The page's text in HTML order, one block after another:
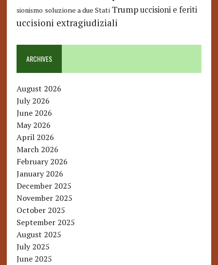
sionismo soluzione a due Stati Trump uccisioni e feriti
uccisioni extragiudiziali
ARCHIVES
August 2026
July 2026
June 2026
May 2026
April 2026
March 2026
February 2026
January 2026
December 2025
November 2025
October 2025
September 2025
August 2025
July 2025
June 2025